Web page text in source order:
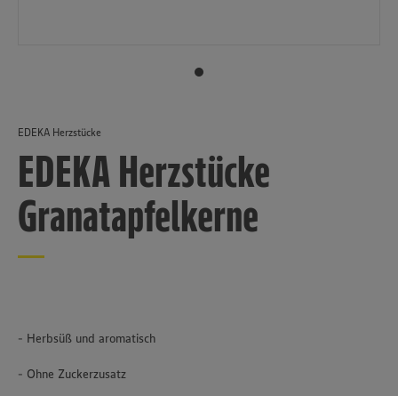
ein bestmögliches Nutzungserlebnis unserer Website zu
EDEKA Herzstücke
EDEKA Herzstücke
Granatapfelkerne
- Herbsüß und aromatisch
- Ohne Zuckerzusatz